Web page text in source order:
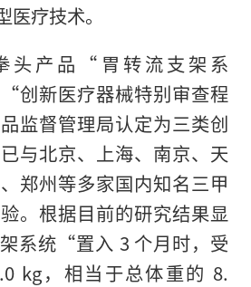
疗技术。
头产品“胃转流支架系
“创新医疗器械特别审查程
监督管理局认定为三类创
与北京、上海、南京、天
郑州等多家国内知名三甲
。根据目前的研究结果显
系统“置入 3 个月时，受
kg，相当于总体重的 8.